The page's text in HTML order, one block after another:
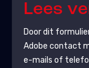
Lees
Door dit
Adobe contact
e-mails of